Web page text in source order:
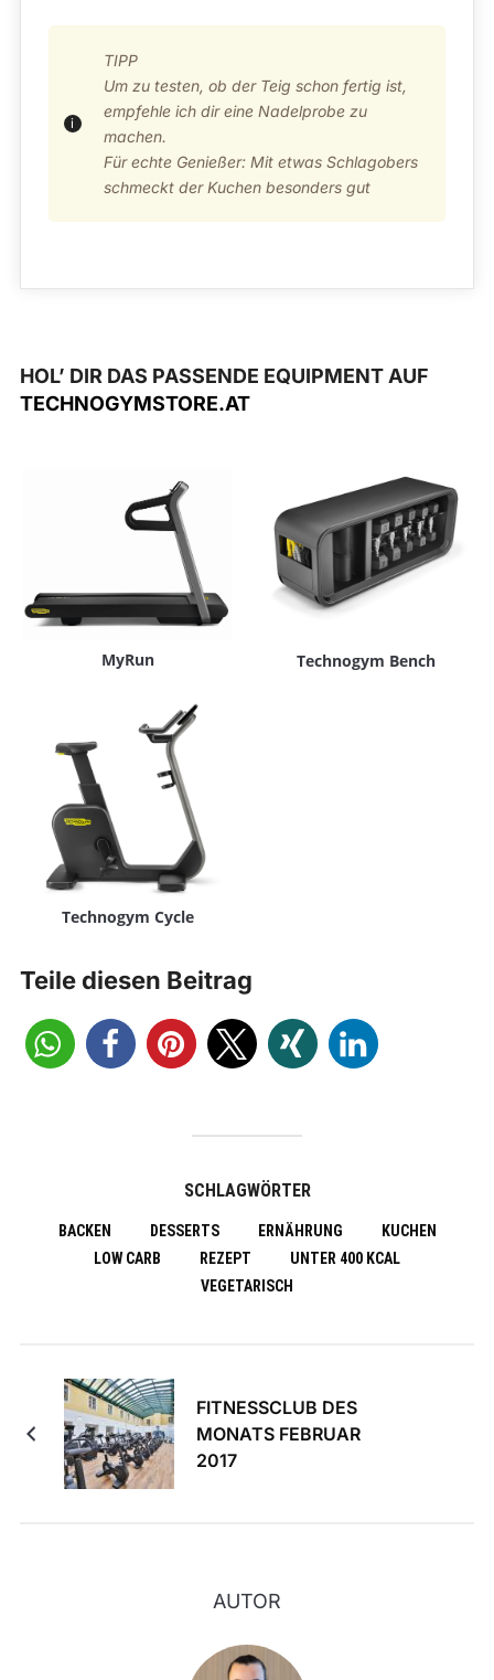
TIPP
Um zu testen, ob der Teig schon fertig ist,
empfehle ich dir eine Nadelprobe zu
machen.
Für echte Genießer: Mit etwas Schlagobers
schmeckt der Kuchen besonders gut
HOL’ DIR DAS PASSENDE EQUIPMENT AUF
TECHNOGYMSTORE.AT
MyRun Technogym Bench
Technogym Cycle
Teile diesen Beitrag
SCHLAGWÖRTER
BACKEN DESSERTS ERNÄHRUNG
KUCHEN
LOW CARB
REZEPT
UNTER 400 KCAL
VEGETARISCH
FITNESSCLUB DES
MONATS FEBRUAR
2017
AUTOR